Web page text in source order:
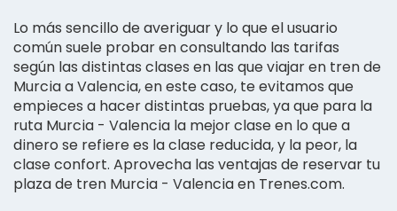
Lo más sencillo de averiguar y lo que el usuario
común suele probar en consultando las tarifas
según las distintas clases en las que viajar en tren de
Murcia a Valencia, en este caso, te evitamos que
empieces a hacer distintas pruebas, ya que para la
ruta Murcia - Valencia la mejor clase en lo que a
dinero se refiere es la clase reducida, y la peor, la
clase confort. Aprovecha las ventajas de reservar tu
plaza de tren Murcia - Valencia en Trenes.com.